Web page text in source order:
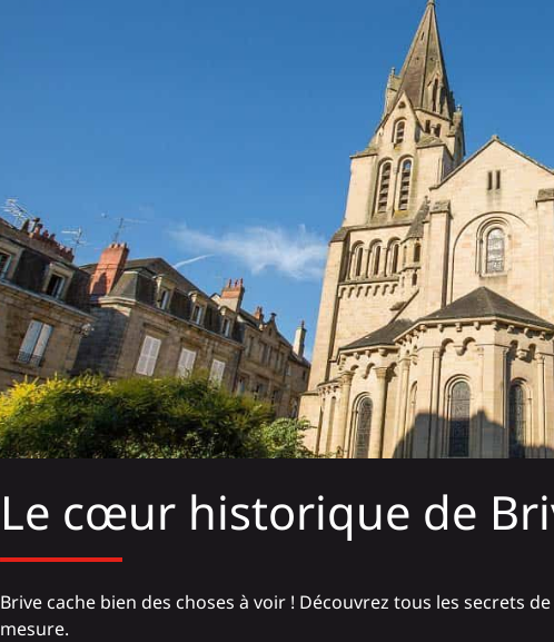
Le cœur historique de
Brive cache bien des choses à voir ! Découvrez tous les secrets
mesure.